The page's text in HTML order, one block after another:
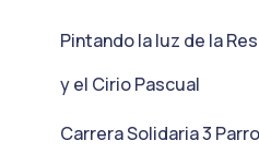
Pintando la luz de la
y el Cirio Pascual
Carrera Solidaria 3